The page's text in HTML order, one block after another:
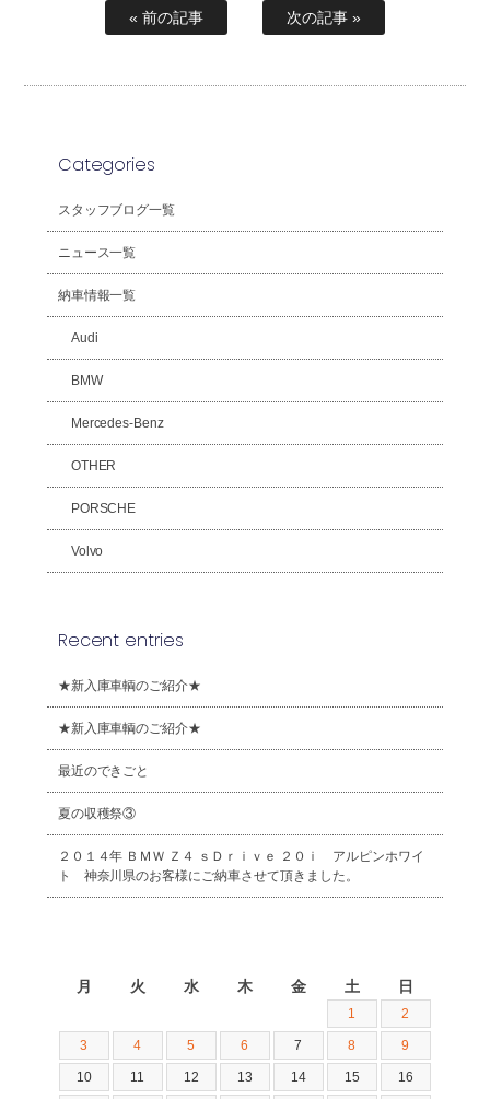
« 前の記事 次の記事 »
Categories
スタッフブログ一覧
ニュース一覧
納車情報一覧
Audi
BMW
Mercedes-Benz
OTHER
PORSCHE
Volvo
Recent entries
★新入庫車輌のご紹介★
★新入庫車輌のご紹介★
最近のできごと
夏の収穫祭③
２０１４年 ＢＭＷ Ｚ４ ｓＤｒｉｖｅ ２０ｉ アルピンホワイ
ト 神奈川県のお客様にご納車させて頂きました。
月 火 水 木 金 土 日
1 2
3 4 5 6 7 8 9
10 11 12 13 14 15 16